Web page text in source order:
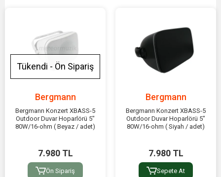
Tükendi - Ön Sipariş
Bergmann
Bergmann Konzert XBASS-5
Outdoor Duvar Hoparlörü 5"
80W/16-ohm ( Beyaz / adet)
7.980 TL
Ön Sipariş
Bergmann
Bergmann Konzert XBASS-5
Outdoor Duvar Hoparlörü 5"
80W/16-ohm ( Siyah / adet)
7.980 TL
Sepete At